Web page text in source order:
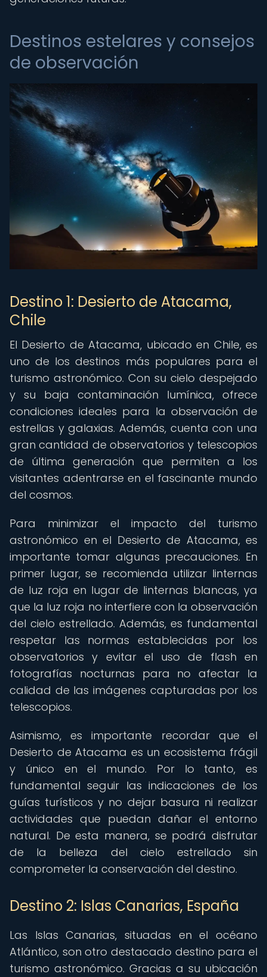
Destinos estelares y consejos
de observación
Destino 1: Desierto de Atacama,
Chile
El Desierto de Atacama, ubicado en Chile, es
uno de los destinos más populares para el
turismo astronómico. Con su cielo despejado
y su baja contaminación lumínica, ofrece
condiciones ideales para la observación de
estrellas y galaxias. Además, cuenta con una
gran cantidad de observatorios y telescopios
de última generación que permiten a los
visitantes adentrarse en el fascinante mundo
del cosmos.
Para minimizar el impacto del turismo
astronómico en el Desierto de Atacama, es
importante tomar algunas precauciones. En
primer lugar, se recomienda utilizar linternas
de luz roja en lugar de linternas blancas, ya
que la luz roja no interfiere con la observación
del cielo estrellado. Además, es fundamental
respetar las normas establecidas por los
observatorios y evitar el uso de flash en
fotografías nocturnas para no afectar la
calidad de las imágenes capturadas por los
telescopios.
Asimismo, es importante recordar que el
Desierto de Atacama es un ecosistema frágil
y único en el mundo. Por lo tanto, es
fundamental seguir las indicaciones de los
guías turísticos y no dejar basura ni realizar
actividades que puedan dañar el entorno
natural. De esta manera, se podrá disfrutar
de la belleza del cielo estrellado sin
comprometer la conservación del destino.
Destino 2: Islas Canarias, España
Las Islas Canarias, situadas en el océano
Atlántico, son otro destacado destino para el
turismo astronómico. Gracias a su ubicación